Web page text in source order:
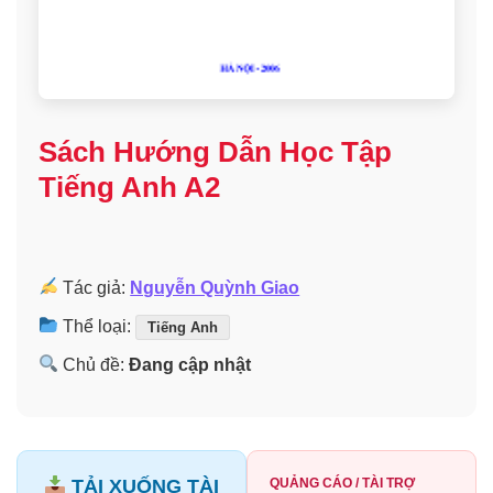
Sách Hướng Dẫn Học Tập
Tiếng Anh A2
Tác giả: Nguyễn Quỳnh Giao
Thể loại: Tiếng Anh
Chủ đề:Đang cập nhật
TẢI XUỐNG TÀI QUẢNG CÁO / TÀI TRỢ